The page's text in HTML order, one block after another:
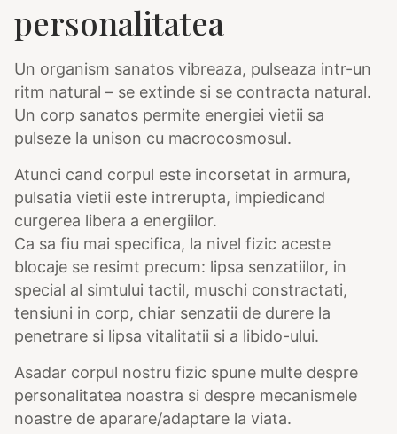
personalitatea
Un organism sanatos vibreaza, pulseaza intr-un
ritm natural – se extinde si se contracta natural.
Un corp sanatos permite energiei vietii sa
pulseze la unison cu macrocosmosul.
Atunci cand corpul este incorsetat in armura,
pulsatia vietii este intrerupta, impiedicand
curgerea libera a energiilor.
Ca sa fiu mai specifica, la nivel fizic aceste
blocaje se resimt precum: lipsa senzatiilor, in
special al simtului tactil, muschi constractati,
tensiuni in corp, chiar senzatii de durere la
penetrare si lipsa vitalitatii si a libido-ului.
Asadar corpul nostru fizic spune multe despre
personalitatea noastra si despre mecanismele
noastre de aparare/adaptare la viata.